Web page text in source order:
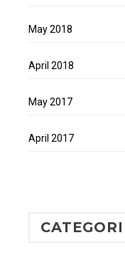
May 2018
April 2018
May 2017
April 2017